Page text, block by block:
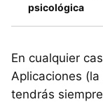
psicológica
En cualquier
Aplicaciones
tendrás